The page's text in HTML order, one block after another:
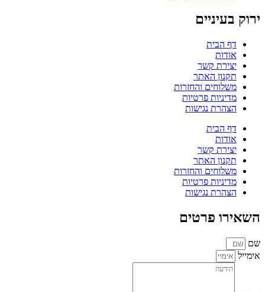
ירוק בעיניים
דף הבית
אודות
יצירת קשר
תקנון האתר
משלוחים והחזרות
מדיניות פרטיות
הצהרת נגישות
דף הבית
אודות
יצירת קשר
תקנון האתר
משלוחים והחזרות
מדיניות פרטיות
הצהרת נגישות
השאירו פרטים
שם
אימייל